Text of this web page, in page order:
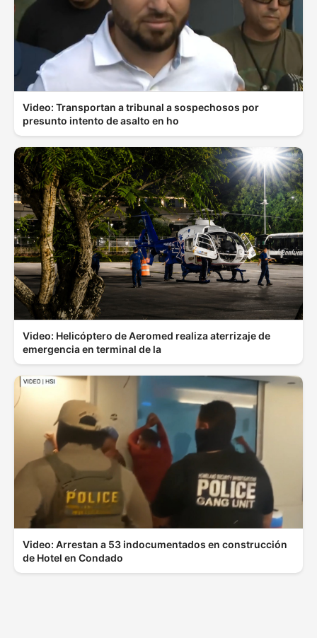
Video: Transportan a tribunal a sospechosos por
presunto intento de asalto en ho
Video: Helicóptero de Aeromed realiza aterrizaje de
emergencia en terminal de la
Video: Arrestan a 53 indocumentados en construcción
de Hotel en Condado